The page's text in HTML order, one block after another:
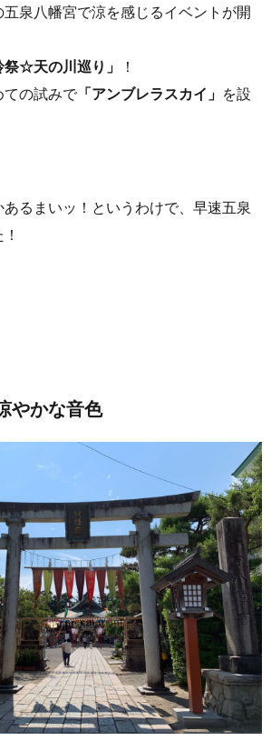
泉八幡宮で涼を感じるイベントが開
祭☆天の川巡り」
！
ての試みで「アンブレラスカイ」 を設
るまいッ！というわけで、早速五泉
やかな音色